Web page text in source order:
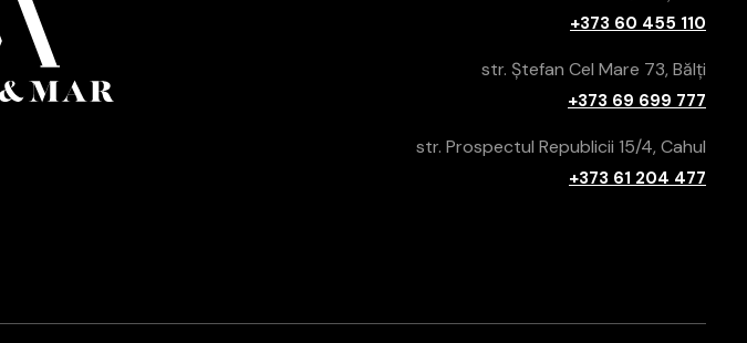
+373 60 455 110
str. Ștefan Cel Mare 73, Bălți
+373 69 699 777
str. Prospectul Republicii 15/4, Cahul
+373 61 204 477